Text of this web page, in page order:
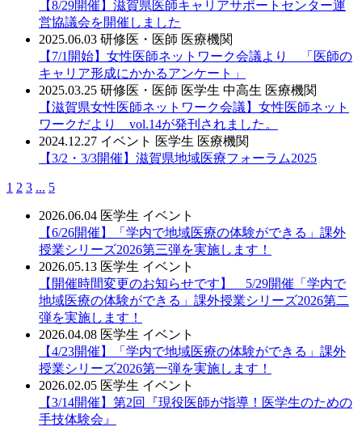
【8/29開催】滋賀県医師キャリアサポートセンター運
営協議会を開催しました
2025.06.03 研修医・医師 医療機関
【7/1開始】女性医師ネットワーク会議より 「医師の
キャリア形成にかかるアンケート」
2025.03.25 研修医・医師 医学生 中高生 医療機関
【滋賀県女性医師ネットワーク会議】女性医師ネット
ワークだより vol.14が発刊されました。
2024.12.27 イベント 医学生 医療機関
【3/2・3/3開催】滋賀県地域医療フォーラム2025
1 2 3 ... 5
2026.06.04 医学生 イベント
【6/26開催】「学内で地域医療の体験ができる」課外
授業シリーズ2026第三弾を実施します！
2026.05.13 医学生 イベント
【開催時間変更のお知らせです】 5/29開催「学内で
地域医療の体験ができる」課外授業シリーズ2026第二
弾を実施します！
2026.04.08 医学生 イベント
【4/23開催】「学内で地域医療の体験ができる」課外
授業シリーズ2026第一弾を実施します！
2026.02.05 医学生 イベント
【3/14開催】第2回『現役医師が指導！医学生のための
手技体験会』